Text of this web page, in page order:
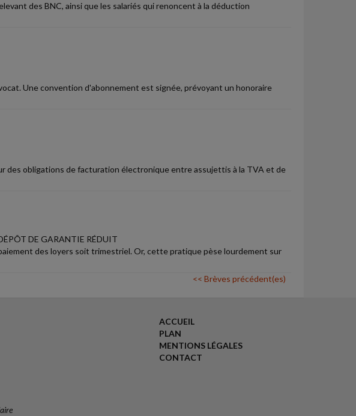
des BNC, ainsi que les salariés qui renoncent à la déduction
Une convention d'abonnement est signée, prévoyant un honoraire
des obligations de facturation électronique entre assujettis à la TVA et de
DE GARANTIE RÉDUIT
des loyers soit trimestriel. Or, cette pratique pèse lourdement sur
<< Brèves précédent(es)
ACCUEIL
PLAN
MENTIONS LÉGALES
CONTACT